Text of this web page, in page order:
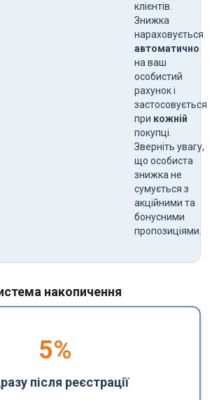
клієнтів.
Знижка
нараховується
автоматично
на ваш
особистий
рахунок і
застосовується
при кожній
покупці.
Зверніть увагу,
що особиста
знижка не
сумується з
акційними та
бонусними
пропозиціями.
накопичення
5%
після реєстрації